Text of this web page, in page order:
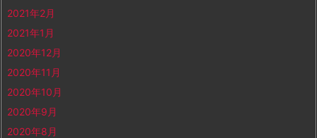
2021年2月
2021年1月
2020年12月
2020年11月
2020年10月
2020年9月
2020年8月